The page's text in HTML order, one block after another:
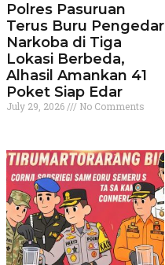
Polres Pasuruan
Terus Buru Pengedar
Narkoba di Tiga
Lokasi Berbeda,
Alhasil Amankan 41
Poket Siap Edar
July 29, 2026 No Comments